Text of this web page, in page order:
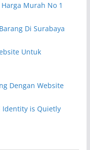
Murah No 1
Di Surabaya
Untuk
Dengan Website
Identity is Quietly